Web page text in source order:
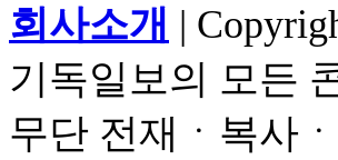
회사소개 |
기독일보의 모든
무단 전재ㆍ복사